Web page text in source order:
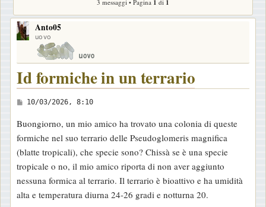
3 messaggi • Pagina 1 di 1
Anto05
uovo
Id formiche in un terrario
M
s
s
a
g
g
i
10/03/2026, 8:10
Buongiorno, un mio amico ha trovato una colonia di queste
formiche nel suo terrario delle Pseudoglomeris magnifica
(blatte tropicali), che specie sono? Chissà se è una specie
tropicale o no, il mio amico riporta di non aver aggiunto
nessuna formica al terrario. Il terrario è bioattivo e ha umidità
alta e temperatura diurna 24-26 gradi e notturna 20.